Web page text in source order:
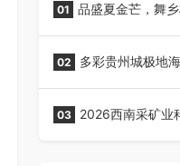
01 品盛夏金芒，舞
02 多彩贵州城极地
03 2026西南采矿业